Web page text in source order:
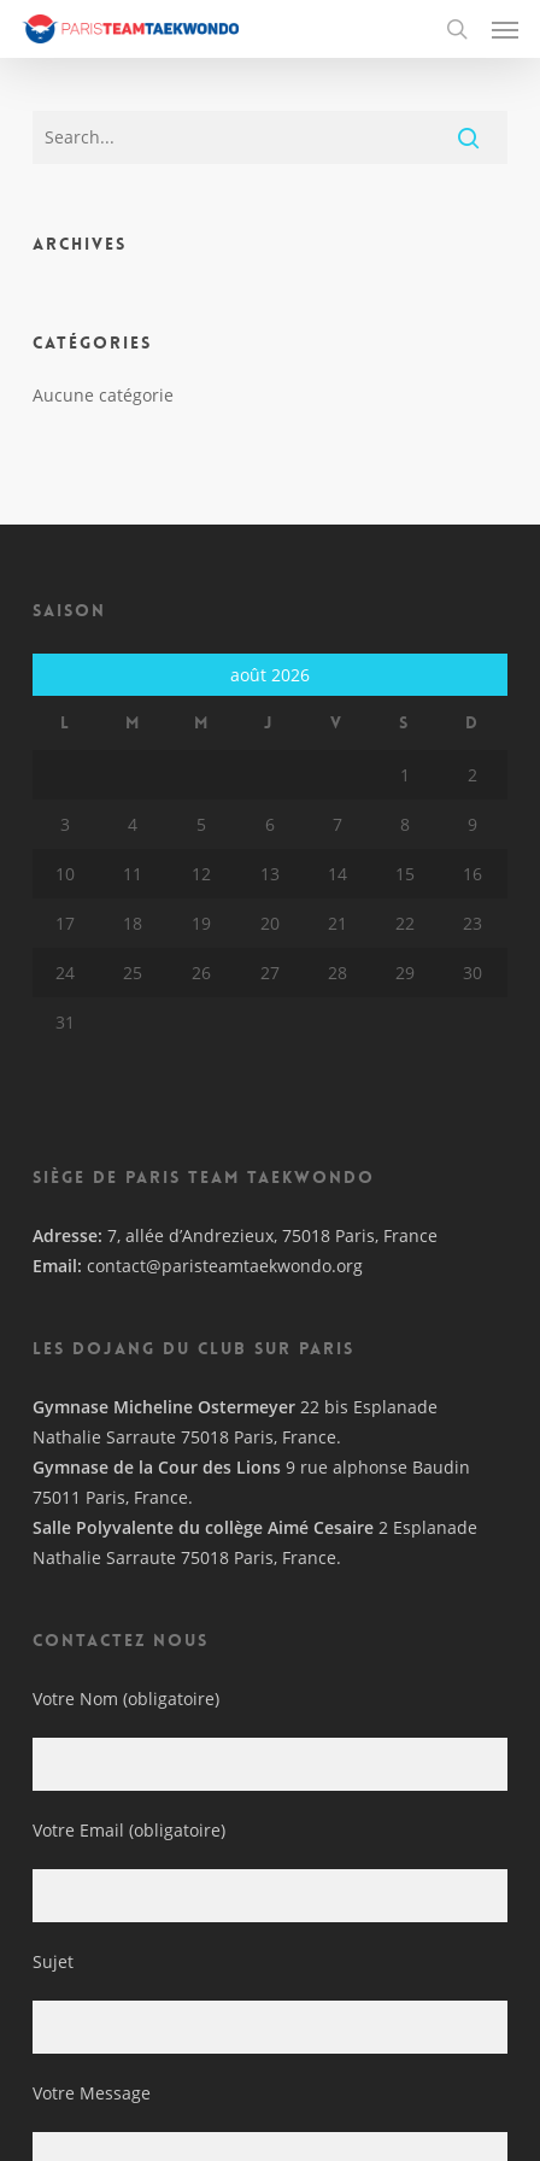
Skip
search
Archives
Catégories
Aucune catégorie
Saison
août 2026
L M M J V S D
1 2
3 4 5 6 7 8 9
10 11 12 13 14 15 16
17 18 19 20 21 22 23
24 25 26 27 28 29 30
31
Siège de Paris Team Taekwondo
Adresse: 7, allée d’Andrezieux, 75018 Paris, France
Email: contact@paristeamtaekwondo.org
Les Dojang du Club sur Paris
Gymnase Micheline Ostermeyer22 bis Esplanade
Nathalie Sarraute 75018 Paris, France.
Gymnase de la Cour des Lions9 rue alphonse Baudin
75011 Paris, France.
Salle Polyvalente du collège Aimé Cesaire2 Esplanade
Nathalie Sarraute 75018 Paris, France.
Contactez nous
Votre Nom (obligatoire)
Votre Email (obligatoire)
Sujet
Votre Message